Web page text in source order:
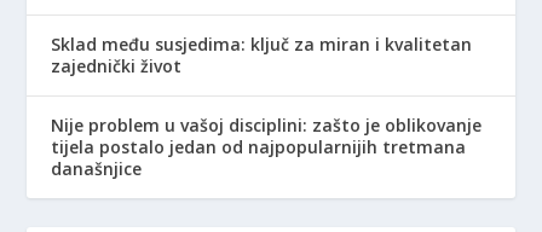
Sklad među susjedima: ključ za miran i kvalitetan
zajednički život
Nije problem u vašoj disciplini: zašto je oblikovanje
tijela postalo jedan od najpopularnijih tretmana
današnjice